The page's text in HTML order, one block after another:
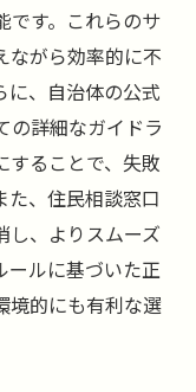
です。これらのサ
ながら効率的に不
に、自治体の公式
の詳細なガイドラ
することで、失敗
た、住民相談窓口
し、よりスムーズ
ールに基づいた正
境的にも有利な選